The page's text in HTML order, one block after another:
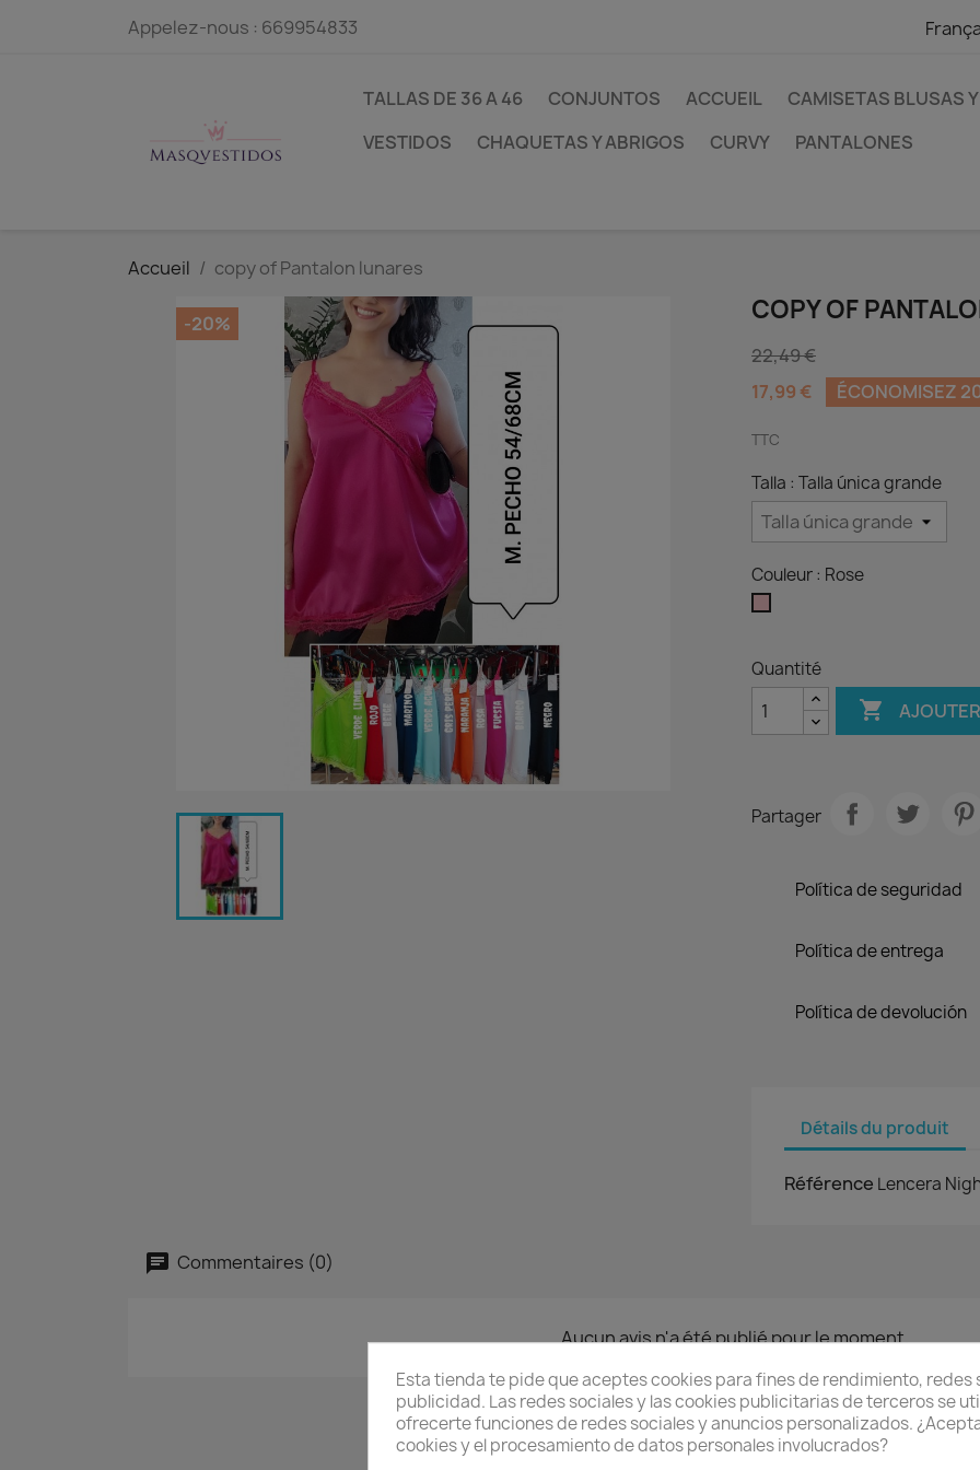
Appelez-nous : 669954833
TALLAS DE 36 A 46 CONJUNTOS ACCUEIL CAMISETAS BLUSAS
VESTIDOS
CHAQUETAS Y ABRIGOS CURVY PANTALONES
Accueil copy of Pantalon lunares
-20% COPY OF
22,49 €
17,99 €
ÉCONOMISEZ
TTC
Talla : Talla única grande
Couleur : Rose
Quantité

Partager
Política de seguridad
Política de entrega
Política de devolución
Détails du produit
Référence Lencera
Commentaires (0)
Aucun avis n'a été publié pour le moment.
Esta tienda te pide que aceptes cookies para fines de rendimiento, redes
publicidad. Las redes sociales y las cookies publicitarias de terceros se
ofrecerte funciones de redes sociales y anuncios personalizados.
cookies y el procesamiento de datos personales involucrados?